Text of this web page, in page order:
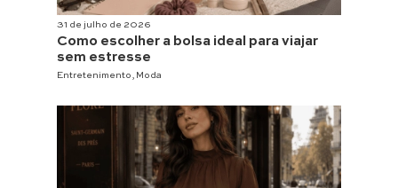
31 de julho de 2026
Como escolher a bolsa ideal para viajar
sem estresse
Entretenimento , Moda